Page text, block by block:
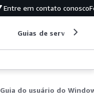
Entre em contato conosco
Guias de serviço
Guia do usuário do